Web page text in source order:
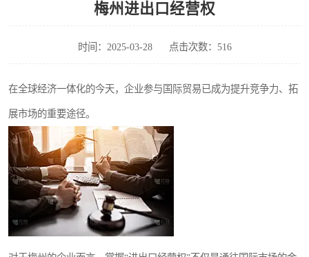
梅州进出口经营权
时间：2025-03-28 点击次数：516
在全球经济一体化的今天，企业参与国际贸易已成为提升竞争力、拓
展市场的重要途径。
税务筹划
进出口经营权